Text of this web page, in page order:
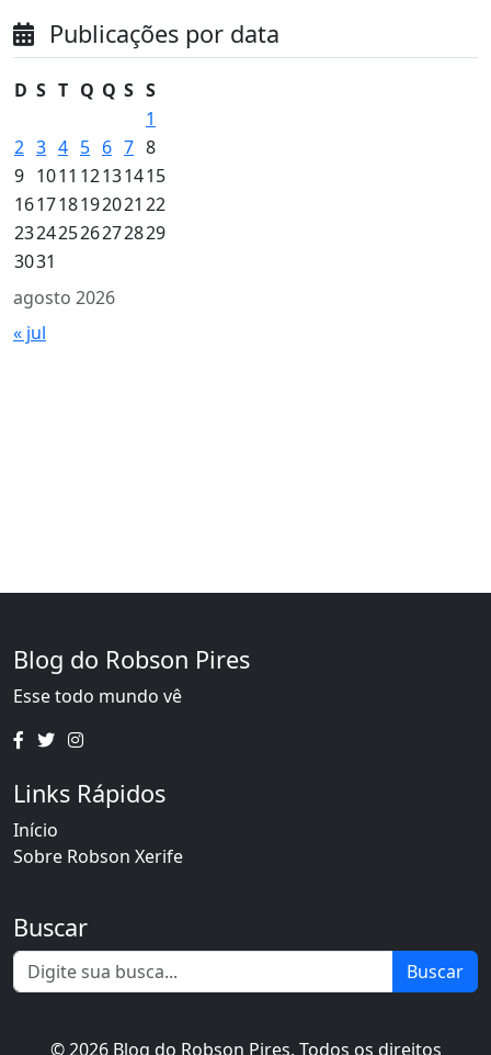
Publicações por data
agosto 2026
D S T Q Q S S
1
2 3 4 5 6 7 8
9 1011 12131415
161718192021 22
23242526272829
3031
« jul
Blog do Robson Pires
Esse todo mundo vê
Links Rápidos
Início
Sobre Robson Xerife
Buscar
Buscar
© 2026 Blog do Robson Pires. Todos os direitos